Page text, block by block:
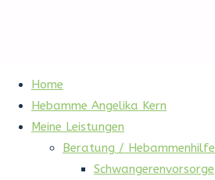
Home
Hebamme Angelika Kern
Meine Leistungen
Beratung / Hebammenhilfe
Schwangerenvorsorge